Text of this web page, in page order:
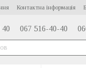
Контактна інформація
40 067 516-40-40